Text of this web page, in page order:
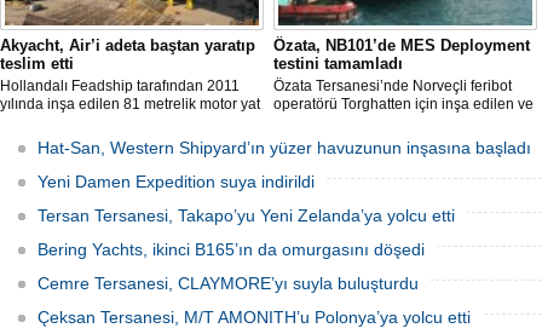
Akyacht, Air’i adeta baştan yaratıp
teslim etti
Hollandalı Feadship tarafından 2011
yılında inşa edilen 81 metrelik motor yat
tersanesindeki büyük refit (yenileme)
sürecini başarıyla sonlandırdı.
Özata, NB101’de MES Deployment
testini tamamladı
Özata Tersanesi’nde Norveçli feribot
operatörü Torghatten için inşa edilen ve
gemide gerçekleştirilen MES (Marine
Evacuation System) Deployment Testi
başarıyla tamamlandı.
Hat-San, Western Shipyard’ın yüzer havuzunun inşasına başladı
Yeni Damen Expedition suya indirildi
Tersan Tersanesi, Takapo’yu Yeni Zelanda’ya yolcu etti
Bering Yachts, ikinci B165’ın da omurgasını döşedi
Cemre Tersanesi, CLAYMORE’yı suyla buluşturdu
Çeksan Tersanesi, M/T AMONITH’u Polonya’ya yolcu etti